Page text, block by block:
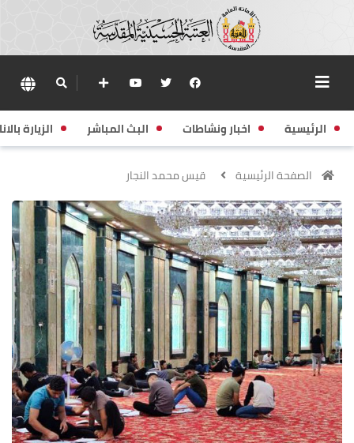
الرئيسية اخبار ونشاطات البث المباشر الزيارة
الصفحة الرئيسية قيس محمد النجار